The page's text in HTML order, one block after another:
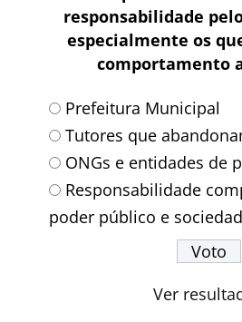
responsabilidade
especialmente os
comportamento
Prefeitura Municipal
Tutores que
ONGs e entidades de
Responsabilidade
poder público e
Ver